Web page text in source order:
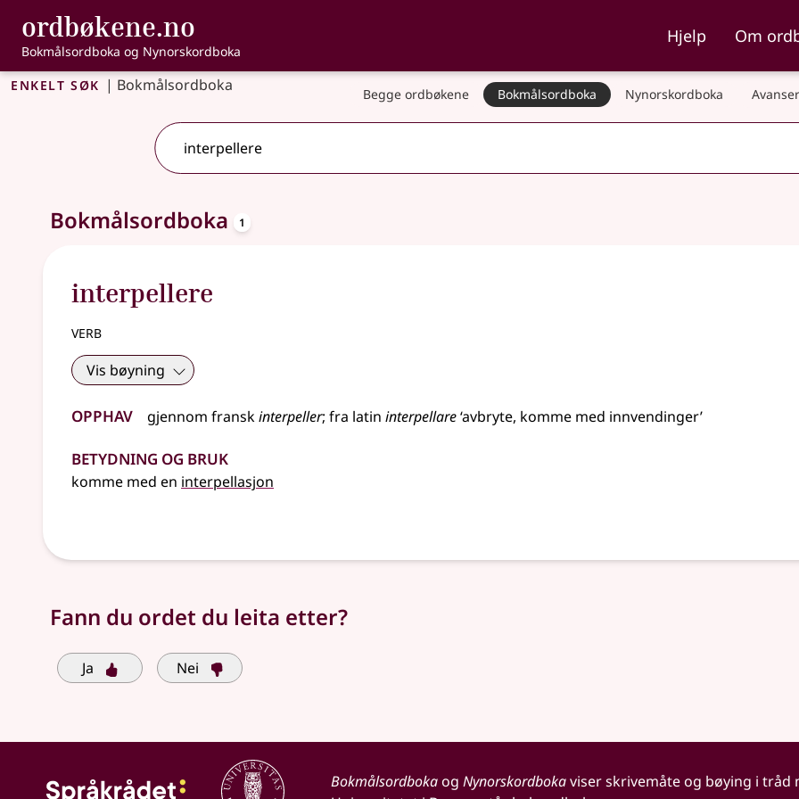
Gå til hovudinnhald
Tilgjenge
ordbøkene.no , Bokmålsordboka og Nynorskordboka
Bokmålsordboka og Nynorskordboka
Hjelp Om
Enkelt søk | Bokmålsordboka Begge ordbøkene Bokmålsordboka Nynorskordboka
Eitt treff.Ytterlegare søkjeforslag tilgjengelege
Bokmålsordboka 1
interpellere
verb
Vis bøyning
Opphav gjennom franskinterpeller; fra latin interpellare‘avbryte, komme med innvendinger’
Betydning og bruk
komme med en interpellasjon
Fann du ordet du leita etter?
Ja Nei
Bokmålsordbokaog Nynorskordbokaviser skrivemåte og bøying i tråd